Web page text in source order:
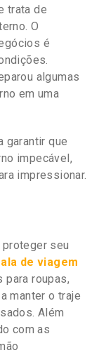
trata de
O
é
algumas
em uma
garantir que
impecável,
impressionar.
proteger seu
de viagem
roupas,
manter o traje
Além
com as